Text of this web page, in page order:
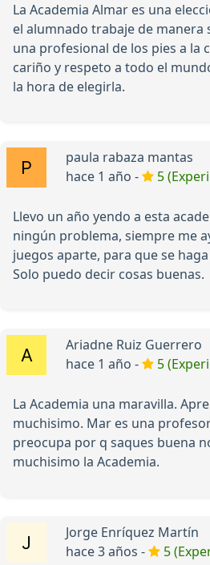
La Academia Almar es una
el alumnado trabaje de manera
una profesional de los pies a la
cariño y respeto a todo el
la hora de elegirla.
paula rabaza mantas
hace 1 año -
5
Llevo un año yendo a esta
ningún problema, siempre me
juegos aparte, para que se
Solo puedo decir cosas buenas.
Ariadne Ruiz Guerrero
hace 1 año -
5
La Academia una maravilla.
muchisimo. Mar es una
preocupa por q saques buena
muchisimo la Academia.
Jorge Enríquez Martín
hace 3 años -
5